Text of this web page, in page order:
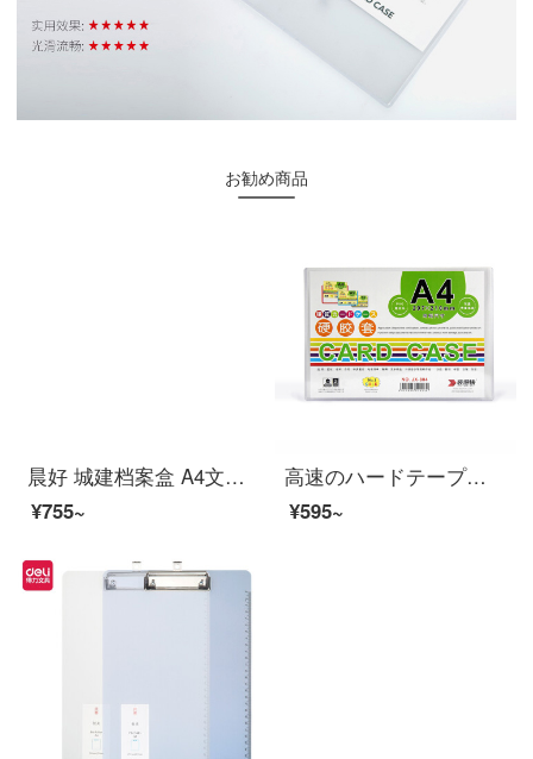
お勧め商品
晨好 城建档案盒 A4文件盒 纸板 北京城市建设档案 背宽5cm 10个
¥755~
高速のハードテープカバーa 4ファイルセットPVC透明プラスチックカードセット証明写真保護袋20個/ケース
¥595~